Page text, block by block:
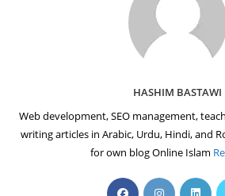
HASHIM BASTAWI
Web development, SEO management,
writing articles in Arabic, Urdu, Hindi, and
for own blog Online Islam
OpensOpens